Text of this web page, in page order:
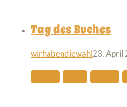
Tag des Buches
wirhabendiewahl23. April